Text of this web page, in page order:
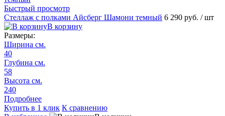
Быстрый просмотр
Стеллаж с полками Айсберг Шамони темный 6 290 руб. / шт
В корзину
Размеры:
Ширина см.
40
Глубина см.
58
Высота см.
240
Подробнее
Купить в 1 клик К сравнению